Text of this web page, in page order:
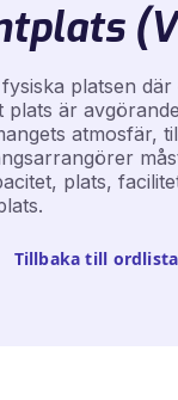
platsen
plats är
atmosfär,
plats,
Tillbaka till